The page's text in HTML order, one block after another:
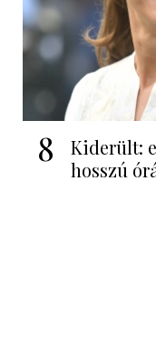
8
Kiderült:
hosszú